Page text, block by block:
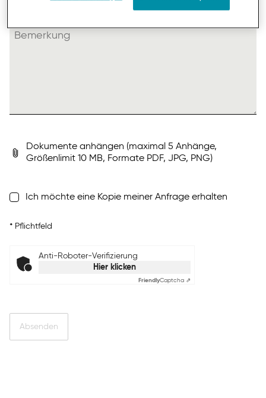
Dokumente anhängen (maximal 5 Anhänge,
Größenlimit 10 MB, Formate PDF, JPG, PNG)
Ich möchte eine Kopie meiner Anfrage erhalten
* Pflichtfeld
Anti-Roboter-Verifizierung
Hier klicken
FriendlyCaptcha ⇗
Absenden